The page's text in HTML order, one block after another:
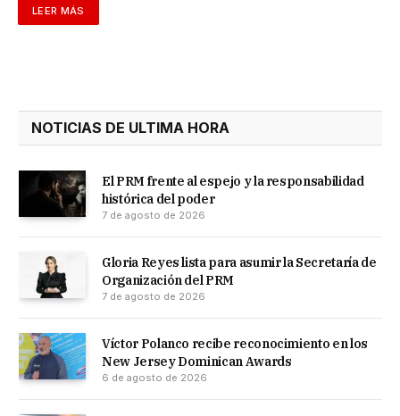
LEER MÁS
NOTICIAS DE ULTIMA HORA
El PRM frente al espejo y la responsabilidad
histórica del poder
7 de agosto de 2026
Gloria Reyes lista para asumir la Secretaría de
Organización del PRM
7 de agosto de 2026
Víctor Polanco recibe reconocimiento en los
New Jersey Dominican Awards
6 de agosto de 2026